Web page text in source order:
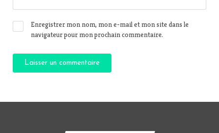
Enregistrer mon nom, mon e-mail et mon site dans le
navigateur pour mon prochain commentaire.